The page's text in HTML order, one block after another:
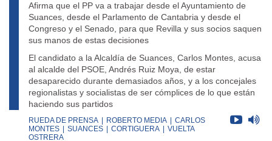
Afirma que el PP va a trabajar desde el Ayuntamiento de
Suances, desde el Parlamento de Cantabria y desde el
Congreso y el Senado, para que Revilla y sus socios saquen
sus manos de estas decisiones
El candidato a la Alcaldía de Suances, Carlos Montes, acusa
al alcalde del PSOE, Andrés Ruiz Moya, de estar
desaparecido durante demasiados años, y a los concejales
regionalistas y socialistas de ser cómplices de lo que están
haciendo sus partidos
RUEDA DE PRENSA ROBERTO MEDIA
CARLOS
MONTES
SUANCES CORTIGUERA
VUELTA
OSTRERA